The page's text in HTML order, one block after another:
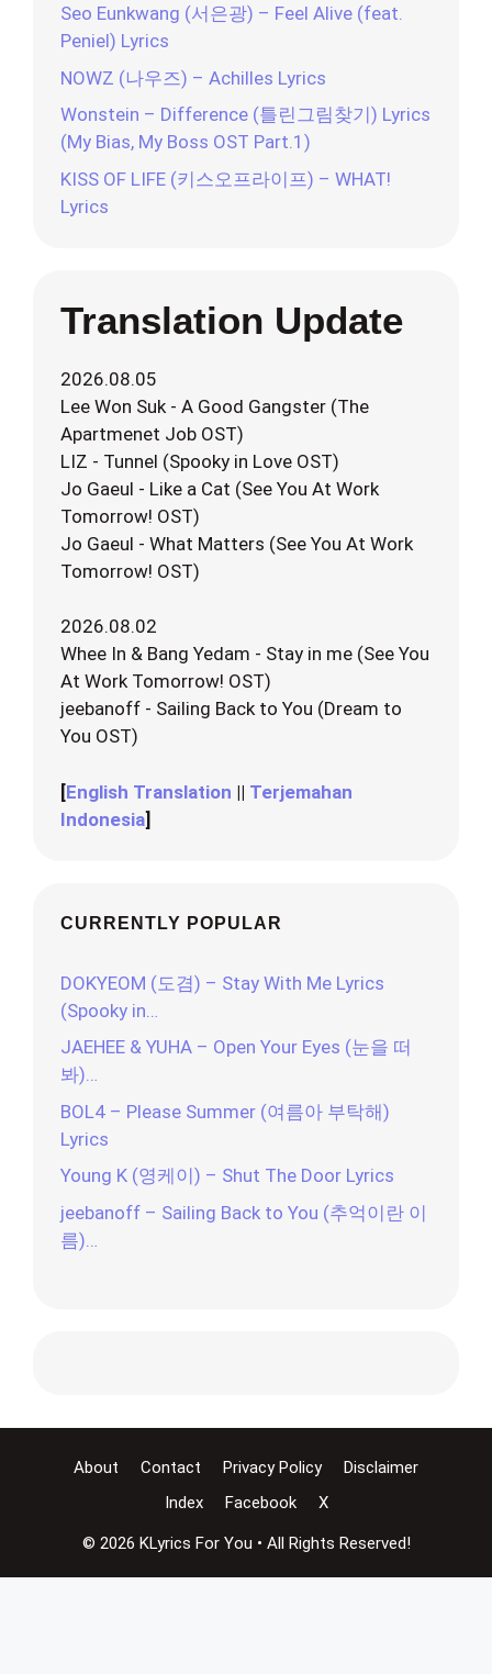
Seo Eunkwang (서은광) – Feel Alive (feat.
Peniel) Lyrics
NOWZ (나우즈) – Achilles Lyrics
Wonstein – Difference (틀린그림찾기) Lyrics
(My Bias, My Boss OST Part.1)
KISS OF LIFE (키스오프라이프) – WHAT!
Lyrics
Translation Update
2026.08.05
Lee Won Suk - A Good Gangster (The
Apartmenet Job OST)
LIZ - Tunnel (Spooky in Love OST)
Jo Gaeul - Like a Cat (See You At Work
Tomorrow! OST)
Jo Gaeul - What Matters (See You At Work
Tomorrow! OST)
2026.08.02
Whee In & Bang Yedam - Stay in me (See You
At Work Tomorrow! OST)
jeebanoff - Sailing Back to You (Dream to
You OST)
[English Translation || Terjemahan
Indonesia]
CURRENTLY POPULAR
DOKYEOM (도겸) – Stay With Me Lyrics
(Spooky in…
JAEHEE & YUHA – Open Your Eyes (눈을 떠
봐)…
BOL4 – Please Summer (여름아 부탁해)
Lyrics
Young K (영케이) – Shut The Door Lyrics
jeebanoff – Sailing Back to You (추억이란 이
름)…
About Contact Privacy Policy
Disclaimer
Index
Facebook X
© 2026 KLyrics For You • All Rights Reserved!